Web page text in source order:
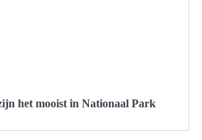
het mooist in Nationaal Park